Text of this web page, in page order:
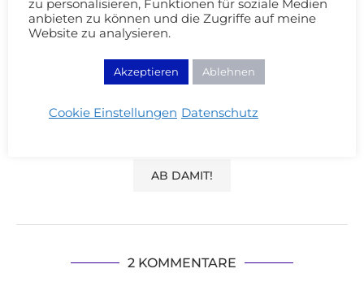
Speichere meinen Namen, Email und Website
für meinen nächsten Kommentar.
Speicherung und Verarbeitung deiner Daten durch diese
2 KOMMENTARE
zu personalisieren, Funktionen für soziale Medien
anbieten zu können und die Zugriffe auf meine
Website zu analysieren.
Akzeptieren Ablehnen
Cookie Einstellungen Datenschutz